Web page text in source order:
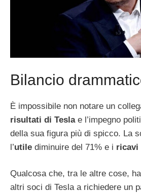
Bilancio
È impossibile non notare un
risultati di Teslae l’impegno
della sua figura più di spicco. La
l’utile diminuire del 71% e i ricavi
Qualcosa che, tra le altre cose,
altri soci di Tesla a richiedere un